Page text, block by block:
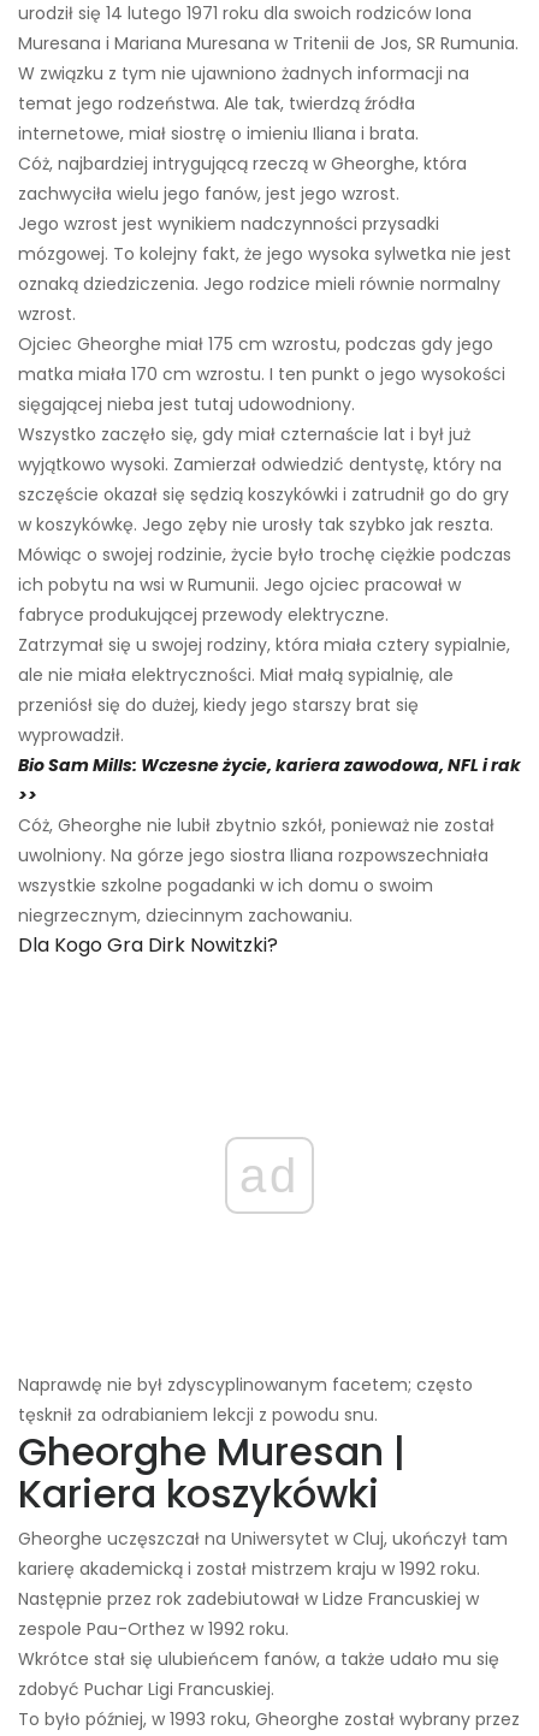
urodził się 14 lutego 1971 roku dla swoich rodziców Iona
Muresana i Mariana Muresana w Tritenii de Jos, SR Rumunia.
W związku z tym nie ujawniono żadnych informacji na
temat jego rodzeństwa. Ale tak, twierdzą źródła
internetowe, miał siostrę o imieniu Iliana i brata.
Cóż, najbardziej intrygującą rzeczą w Gheorghe, która
zachwyciła wielu jego fanów, jest jego wzrost.
Jego wzrost jest wynikiem nadczynności przysadki
mózgowej. To kolejny fakt, że jego wysoka sylwetka nie jest
oznaką dziedziczenia. Jego rodzice mieli równie normalny
wzrost.
Ojciec Gheorghe miał 175 cm wzrostu, podczas gdy jego
matka miała 170 cm wzrostu. I ten punkt o jego wysokości
sięgającej nieba jest tutaj udowodniony.
Wszystko zaczęło się, gdy miał czternaście lat i był już
wyjątkowo wysoki. Zamierzał odwiedzić dentystę, który na
szczęście okazał się sędzią koszykówki i zatrudnił go do gry
w koszykówkę. Jego zęby nie urosły tak szybko jak reszta.
Mówiąc o swojej rodzinie, życie było trochę ciężkie podczas
ich pobytu na wsi w Rumunii. Jego ojciec pracował w
fabryce produkującej przewody elektryczne.
Zatrzymał się u swojej rodziny, która miała cztery sypialnie,
ale nie miała elektryczności. Miał małą sypialnię, ale
przeniósł się do dużej, kiedy jego starszy brat się
wyprowadził.
Bio Sam Mills: Wczesne życie, kariera zawodowa, NFL i rak
>>
Cóż, Gheorghe nie lubił zbytnio szkół, ponieważ nie został
uwolniony. Na górze jego siostra Iliana rozpowszechniała
wszystkie szkolne pogadanki w ich domu o swoim
niegrzecznym, dziecinnym zachowaniu.
Dla Kogo Gra Dirk Nowitzki?
ad
Naprawdę nie był zdyscyplinowanym facetem; często
tęsknił za odrabianiem lekcji z powodu snu.
Gheorghe Muresan |
Kariera koszykówki
Gheorghe uczęszczał na Uniwersytet w Cluj, ukończył tam
karierę akademicką i został mistrzem kraju w 1992 roku.
Następnie przez rok zadebiutował w Lidze Francuskiej w
zespole Pau-Orthez w 1992 roku.
Wkrótce stał się ulubieńcem fanów, a także udało mu się
zdobyć Puchar Ligi Francuskiej.
To było później, w 1993 roku, Gheorghe został wybrany przez